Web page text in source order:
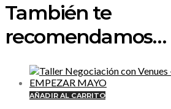
También te
recomendamos…
AÑADIR AL CARRITO